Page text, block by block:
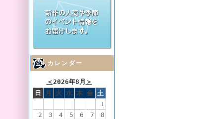
カレンダー
＜2026年8月 ＞
日
月 火 水 木 金 土
1
2
3 4 5 6 7
8